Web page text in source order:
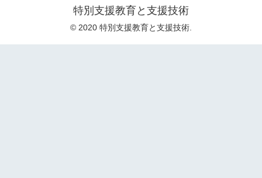
特別支援教育と支援技術
© 2020 特別支援教育と支援技術.